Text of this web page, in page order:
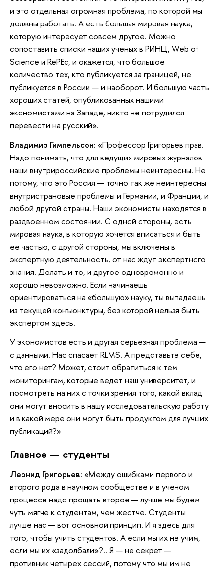
и это отдельная огромная проблема, по которой мы
должны работать. А есть большая мировая наука,
которую интересует совсем другое. Можно
сопоставить списки наших ученых в РИНЦ, Web of
Science и RePEc, и окажется, что большое
количество тех, кто публикуется за границей, не
публикуется в России — и наоборот. И большую часть
хороших статей, опубликованных нашими
экономистами на Западе, никто не потрудился
перевести на русский».
Владимир Гимпельсон: «Профессор Григорьев прав.
Надо понимать, что для ведущих мировых журналов
наши внутрироссийские проблемы неинтересны. Не
потому, что это Россия — точно так же неинтересны
внутристрановые проблемы и Германии, и Франции, и
любой другой страны. Наши экономисты находятся в
раздвоенном состоянии. С одной стороны, есть
мировая наука, в которую хочется вписаться и быть
ее частью, с другой стороны, мы включены в
экспертную деятельность, от нас ждут экспертного
знания. Делать и то, и другое одновременно и
хорошо невозможно. Если начинаешь
ориентироваться на «большую» науку, ты выпадаешь
из текущей конъюнктуры, без которой нельзя быть
экспертом здесь.
У экономистов есть и другая серьезная проблема —
с данными. Нас спасает RLMS. А представьте себе,
что его нет? Может, стоит обратиться к тем
мониторингам, которые ведет наш университет, и
посмотреть на них с точки зрения того, какой вклад
они могут вносить в нашу исследовательскую работу
и в какой мере они могут быть продуктом для лучших
публикаций?»
Главное — студенты
Леонид Григорьев: «Между ошибками первого и
второго рода в научном сообществе и в ученом
процессе надо прощать второе — лучше мы будем
чуть мягче к студентам, чем жестче. Студенты
лучше нас — вот основной принцип. И я здесь для
того, чтобы учить студентов. А если мы их не учим,
если мы их «задолбали»?.. Я — не секрет —
противник четырех сессий, потому что мы им не